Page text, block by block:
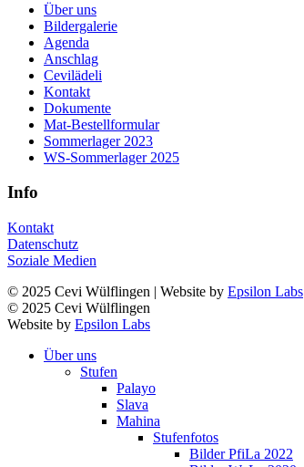
Über uns
Bildergalerie
Agenda
Anschlag
Cevilädeli
Kontakt
Dokumente
Mat-Bestellformular
Sommerlager 2023
WS-Sommerlager 2025
Info
Kontakt
Datenschutz
Soziale Medien
© 2025 Cevi Wülflingen | Website by Epsilon Labs
© 2025 Cevi Wülflingen
Website by Epsilon Labs
Über uns
Stufen
Palayo
Slava
Mahina
Stufenfotos
Bilder PfiLa 2022